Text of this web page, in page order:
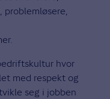
problemløsere,
hvor
med respekt og
seg i jobben